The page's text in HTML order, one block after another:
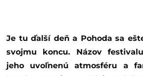
Je tu ďalší deň a Pohoda sa ešte stále neblíži ku
svojmu koncu. Názov
jeho uvoľnenú atmosféru a